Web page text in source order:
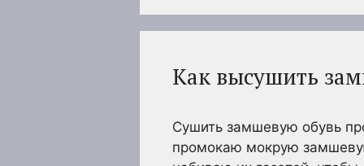
Как высушить
Сушить замшевую обувь
промокаю мокрую